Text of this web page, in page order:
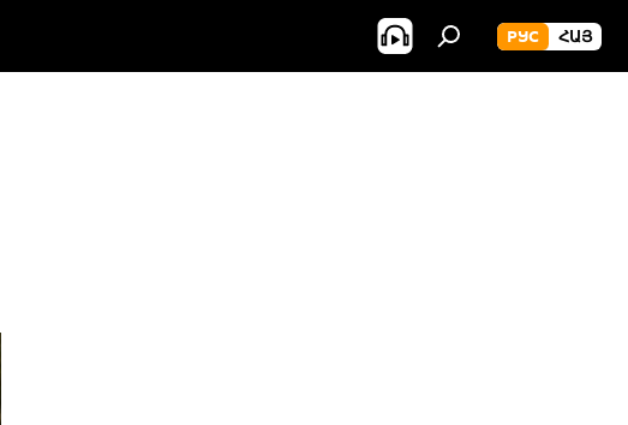
РУС ՀԱՅ